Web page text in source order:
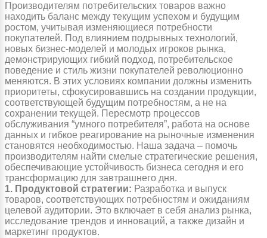
Производителям потребительских товаров важно
находить баланс между текущим успехом и будущим
ростом, учитывая изменяющиеся потребности
покупателей. Под влиянием подрывных технологий,
новых бизнес-моделей и молодых игроков рынка,
демонстрирующих гибкий подход, потребительское
поведение и стиль жизни покупателей революционно
меняются. В этих условиях компании должны изменить
приоритеты, сфокусировавшись на создании продукции,
соответствующей будущим потребностям, а не на
сохранении текущей. Пересмотр процессов
обслуживания “умного потребителя”, работа на основе
данных и гибкое реагирование на рыночные изменения
становятся необходимостью. Наша задача – помочь
производителям найти смелые стратегические решения,
обеспечивающие устойчивость бизнеса сегодня и его
трансформацию для завтрашнего дня.
1. Продуктовой стратегии: Разработка и выпуск
товаров, соответствующих потребностям и ожиданиям
целевой аудитории. Это включает в себя анализ рынка,
исследование трендов и инноваций, а также дизайн и
маркетинг продуктов.